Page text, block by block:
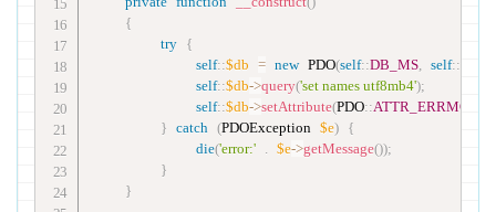
{
try {
self::$db = new PDO(self::DB_MS, self::
self::$db->query('set names utf8mb4');
self::$db->setAttribute(PDO::ATTR_ERRMODE
}
catch (PDOException $e) {
die('error:' . $e->getMessage());
}
}